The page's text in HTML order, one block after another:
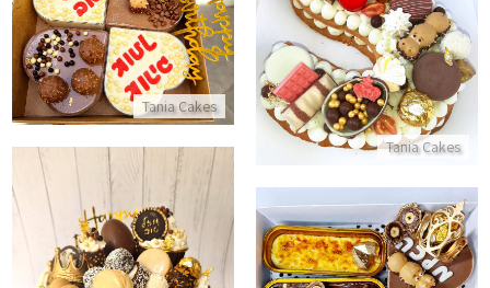
Tania Cakes
התקשר/י
Tania Cakes
התקשר/י
עוגת טפטופים מעוצבת עם